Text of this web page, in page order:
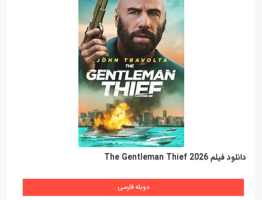
دانلود فیلم The Gentleman Thief 2026
دوبله فارسی